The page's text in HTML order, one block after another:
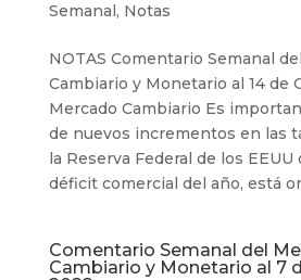
Semanal, Notas
NOTAS Comentario Semanal
Cambiario y Monetario al 14 de
Mercado Cambiario Es
de nuevos incrementos en las
la Reserva Federal de los EEUU
déficit comercial del año, está
Comentario Semanal del
Cambiario y Monetario al 7